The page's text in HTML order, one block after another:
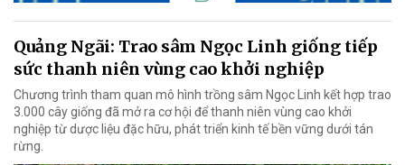
Quảng Ngãi: Trao sâm Ngọc Linh giống tiếp
sức thanh niên vùng cao khởi nghiệp
Chương trình tham quan mô hình trồng sâm Ngọc Linh kết hợp trao
3.000 cây giống đã mở ra cơ hội để thanh niên vùng cao khởi
nghiệp từ dược liệu đặc hữu, phát triển kinh tế bền vững dưới tán
rừng.